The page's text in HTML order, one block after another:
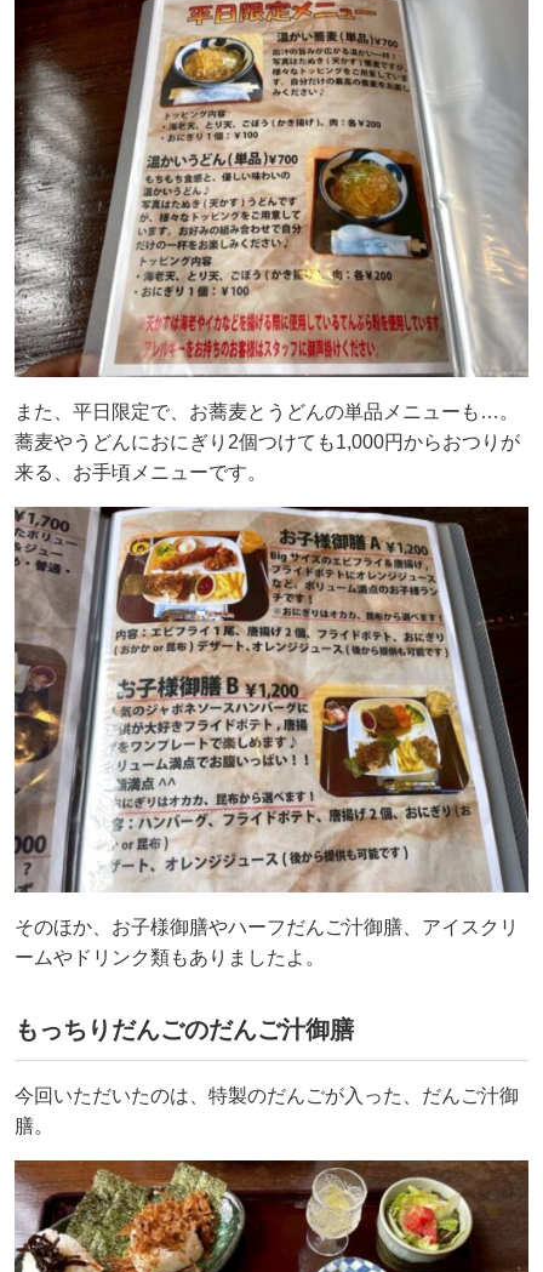
また、平日限定で、お蕎麦とうどんの単品メニューも…。
蕎麦やうどんにおにぎり2個つけても1,000円からおつりが
来る、お手頃メニューです。
そのほか、お子様御膳やハーフだんご汁御膳、アイスクリ
ームやドリンク類もありましたよ。
もっちりだんごのだんご汁御膳
今回いただいたのは、特製のだんごが入った、だんご汁御
膳。